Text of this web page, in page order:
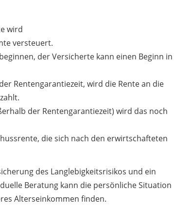
wird
versteuert.
der Versicherte kann einen Beginn in
Rentengarantiezeit, wird die Rente an die
der Rentengarantiezeit) wird das noch
die sich nach den erwirtschafteten
des Langlebigkeitsrisikos und ein
Beratung kann die persönliche Situation
Alterseinkommen finden.